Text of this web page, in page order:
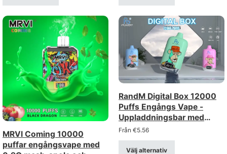
MRVI Coming 10000
puffar engångsvape med
RandM Digital Box 12000
Puffs Engångs Vape -
Uppladdningsbar med
LCD-display
Från €5.56
Välj alternativ